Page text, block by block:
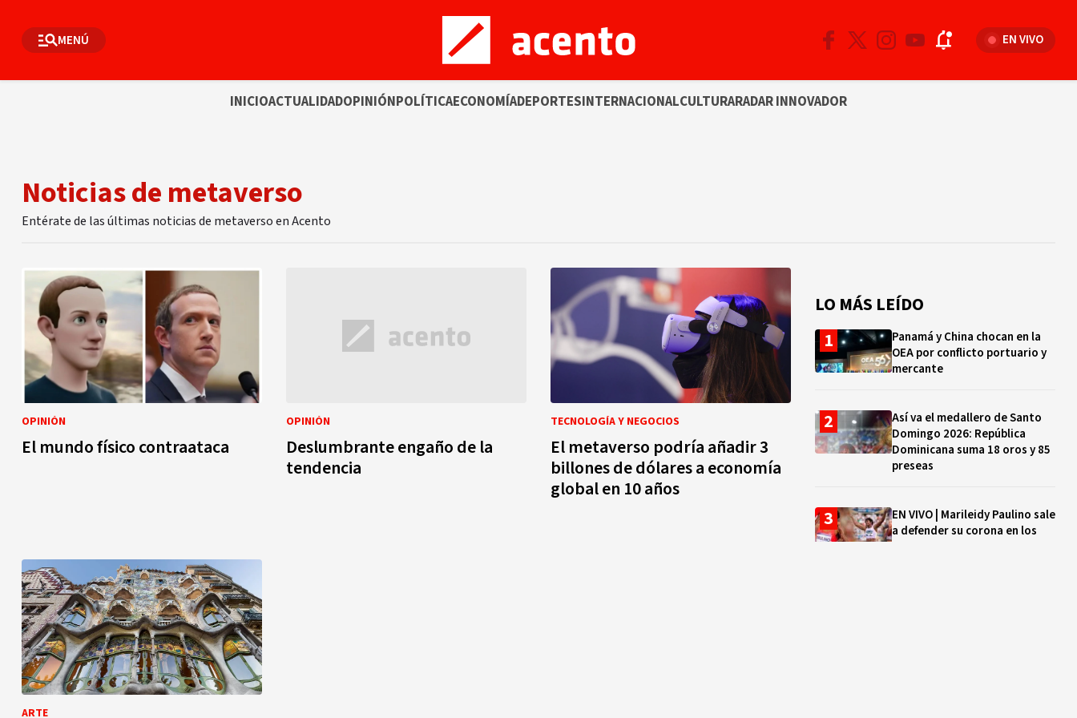
MENÚ EN VIVO
INICIOACTUALIDADOPINIÓNPOLÍTICAECONOMÍADEPORTESINTERNACIONALCULTURARADAR INNOVADOR
Noticias de metaverso
Entérate de las últimas noticias de metaverso en Acento
OPINIÓN
El mundo físico contraataca
OPINIÓN
Deslumbrante engaño de la
tendencia
TECNOLOGÍA Y NEGOCIOS
El metaverso podría añadir 3
billones de dólares a economía
global en 10 años
ARTE
LO MÁS LEÍDO
Panamá y China chocan en la
OEA por conflicto portuario y
mercante
Así va el medallero de Santo
Domingo 2026: República
Dominicana suma 18 oros y 85
preseas
EN VIVO | Marileidy Paulino sale
a defender su corona en los